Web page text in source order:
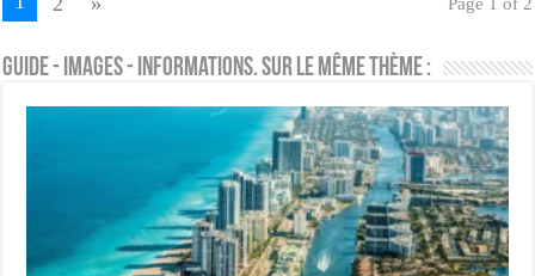
Guide - Images - Informations. Sur le même thème :